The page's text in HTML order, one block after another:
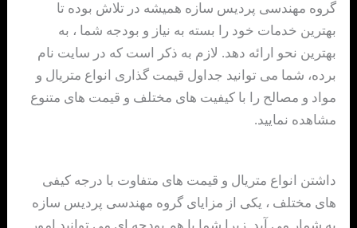
گروه مهندسی پردیس سازه همیشه در تلاش بوده تا
بهترین خدمات خود را بسته به نیاز و بودجه شما ، به
بهترین نحو ارائه دهد. لازم به ذکر است که در سایت نام
برده، شما می توانید جداول قیمت گذاری انواع متریال و
مواد و مصالح را با کیفیت های مختلف و قیمت های متنوع
مشاهده نمایید.
داشتن انواع متریال و قیمت های متفاوت با درجه کیفی
های مختلف ، یکی از مزایای گروه مهندسی پردیس سازه